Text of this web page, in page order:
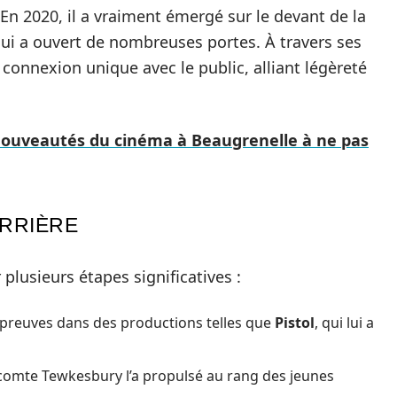
2020, il a vraiment émergé sur le devant de la
a ouvert de nombreuses portes. À travers ses
unique avec le public, alliant légèreté
du cinéma à Beaugrenelle à ne pas
étapes significatives :
dans des productions telles que Pistol, qui lui a
Tewkesbury l’a propulsé au rang des jeunes